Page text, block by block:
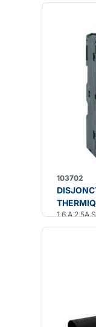
103702
1,6 A 2,5A